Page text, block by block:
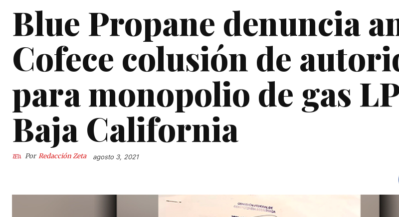
Blue Propane denuncia
Cofece colusión de
para monopolio de gas
Baja California
Por Redacción Zeta agosto 3, 2021